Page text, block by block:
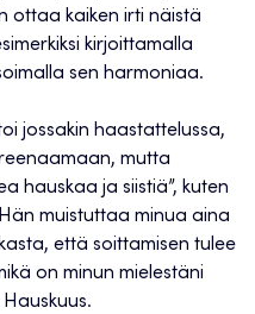
ottaa kaiken irti näistä
kirjoittamalla
sen harmoniaa.
jossakin haastattelussa,
mutta
hauskaa ja siistiä”, kuten
muistuttaa minua aina
että soittamisen tulee
on minun mielestäni